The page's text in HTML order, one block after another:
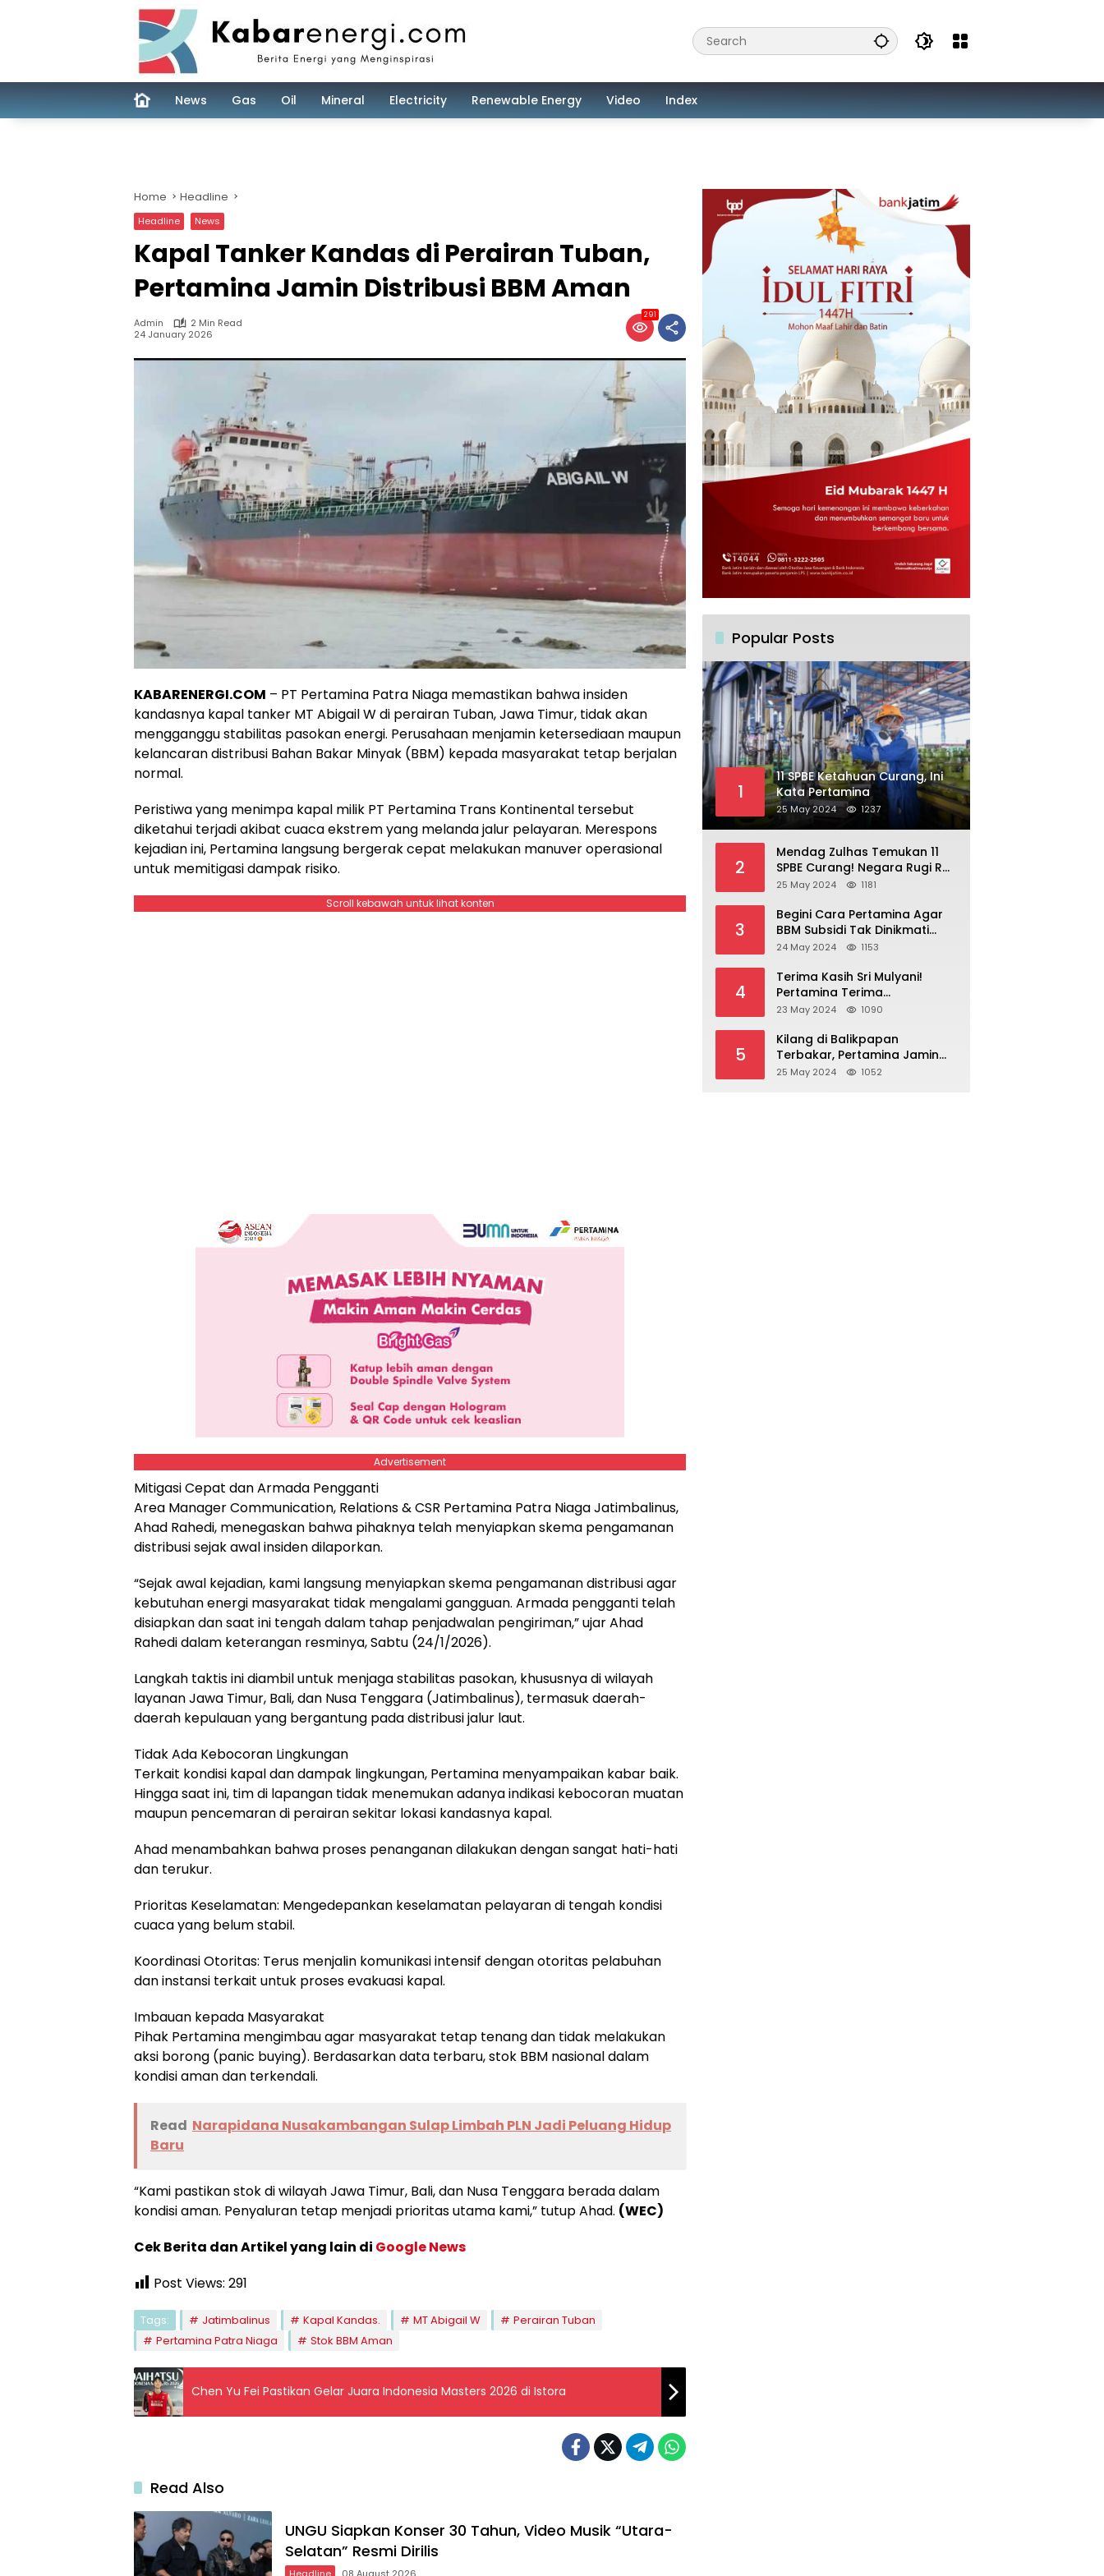
News Gas Oil Mineral Electricity Renewable Energy Video Index
Home Headline
Headline News
Kapal Tanker Kandas di Perairan Tuban,
Pertamina Jamin Distribusi BBM Aman
Admin
2 Min Read
24 January 2026
291
KABARENERGI.COM – PT Pertamina Patra Niaga memastikan bahwa insiden
kandasnya kapal tanker MT Abigail W di perairan Tuban, Jawa Timur, tidak akan
mengganggu stabilitas pasokan energi. Perusahaan menjamin ketersediaan maupun
kelancaran distribusi Bahan Bakar Minyak (BBM) kepada masyarakat tetap berjalan
normal.
Peristiwa yang menimpa kapal milik PT Pertamina Trans Kontinental tersebut
diketahui terjadi akibat cuaca ekstrem yang melanda jalur pelayaran. Merespons
kejadian ini, Pertamina langsung bergerak cepat melakukan manuver operasional
untuk memitigasi dampak risiko.
Scroll kebawah untuk lihat konten
Advertisement
Mitigasi Cepat dan Armada Pengganti
Area Manager Communication, Relations & CSR Pertamina Patra Niaga Jatimbalinus,
Ahad Rahedi, menegaskan bahwa pihaknya telah menyiapkan skema pengamanan
distribusi sejak awal insiden dilaporkan.
“Sejak awal kejadian, kami langsung menyiapkan skema pengamanan distribusi agar
kebutuhan energi masyarakat tidak mengalami gangguan. Armada pengganti telah
disiapkan dan saat ini tengah dalam tahap penjadwalan pengiriman,” ujar Ahad
Rahedi dalam keterangan resminya, Sabtu (24/1/2026).
Langkah taktis ini diambil untuk menjaga stabilitas pasokan, khususnya di wilayah
layanan Jawa Timur, Bali, dan Nusa Tenggara (Jatimbalinus), termasuk daerah-
daerah kepulauan yang bergantung pada distribusi jalur laut.
Tidak Ada Kebocoran Lingkungan
Terkait kondisi kapal dan dampak lingkungan, Pertamina menyampaikan kabar baik.
Hingga saat ini, tim di lapangan tidak menemukan adanya indikasi kebocoran muatan
maupun pencemaran di perairan sekitar lokasi kandasnya kapal.
Ahad menambahkan bahwa proses penanganan dilakukan dengan sangat hati-hati
dan terukur.
Prioritas Keselamatan: Mengedepankan keselamatan pelayaran di tengah kondisi
cuaca yang belum stabil.
Koordinasi Otoritas: Terus menjalin komunikasi intensif dengan otoritas pelabuhan
dan instansi terkait untuk proses evakuasi kapal.
Imbauan kepada Masyarakat
Pihak Pertamina mengimbau agar masyarakat tetap tenang dan tidak melakukan
aksi borong (panic buying). Berdasarkan data terbaru, stok BBM nasional dalam
kondisi aman dan terkendali.
Read Narapidana Nusakambangan Sulap Limbah PLN Jadi Peluang Hidup
Baru
“Kami pastikan stok di wilayah Jawa Timur, Bali, dan Nusa Tenggara berada dalam
kondisi aman. Penyaluran tetap menjadi prioritas utama kami,” tutup Ahad. (WEC)
Cek Berita dan Artikel yang lain di Google News
Post Views: 291
Tags: Jatimbalinus Kapal Kandas. MT Abigail W
Perairan Tuban
Pertamina Patra Niaga
Stok BBM Aman
Chen Yu Fei Pastikan Gelar Juara Indonesia Masters 2026 di Istora
Read Also
UNGU Siapkan Konser 30 Tahun, Video Musik “Utara-
Selatan” Resmi Dirilis
Popular Posts
1
11 SPBE Ketahuan Curang, Ini
Kata Pertamina
25 May 2024 1237
2
Mendag Zulhas Temukan 11
SPBE Curang! Negara Rugi Rp
18,7 Miliar/ Tahun
25 May 2024 1181
3
Begini Cara Pertamina Agar
BBM Subsidi Tak Dinikmati
Orang Kaya!
24 May 2024 1153
4
Terima Kasih Sri Mulyani!
Pertamina Terima
Kompensasi BBM Rp 43,52
23 May 2024 1090
5
Kilang di Balikpapan
Terbakar, Pertamina Jamin
Pasokan BBM Aman
25 May 2024 1052